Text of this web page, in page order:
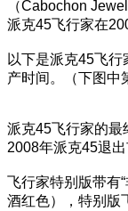
（Cabochon
派克45飞行家在
以下是派克45飞
产时间。（下图中
派克45飞行家的最
2008年派克45退出
飞行家特别版带有
酒红色），特别版